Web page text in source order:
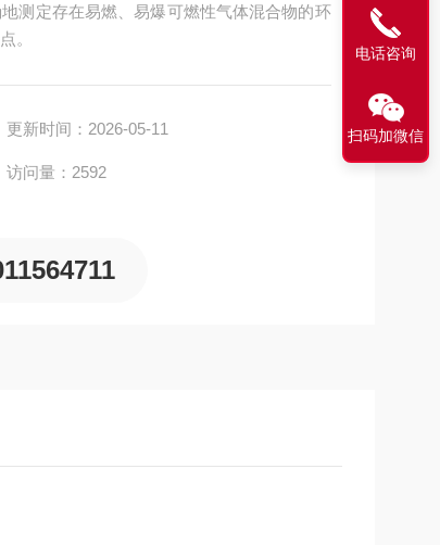
测定存在易燃、易爆可燃性气体混合物的环
。
更新时间：2026-05-11
访问量：2592
电话咨询
扫码加微信